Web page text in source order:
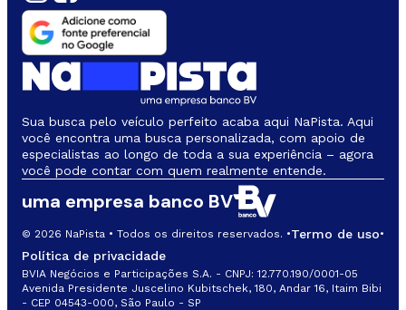
Sua busca pelo veículo perfeito acaba aqui NaPista. Aqui
você encontra uma busca personalizada, com apoio de
especialistas ao longo de toda a sua experiência – agora
você pode contar com quem realmente entende.
© 2026 NaPista • Todos os direitos reservados. •Termo de uso•
Política de privacidade
BVIA Negócios e Participações S.A. - CNPJ: 12.770.190/0001-05
Avenida Presidente Juscelino Kubitschek, 180, Andar 16, Itaim Bibi
- CEP 04543-000, São Paulo - SP
uma empresa banco BV